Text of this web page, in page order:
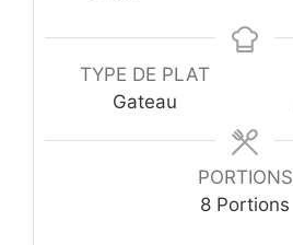
TYPE DE PLAT
Gateau
PORTIONS
8 Portions